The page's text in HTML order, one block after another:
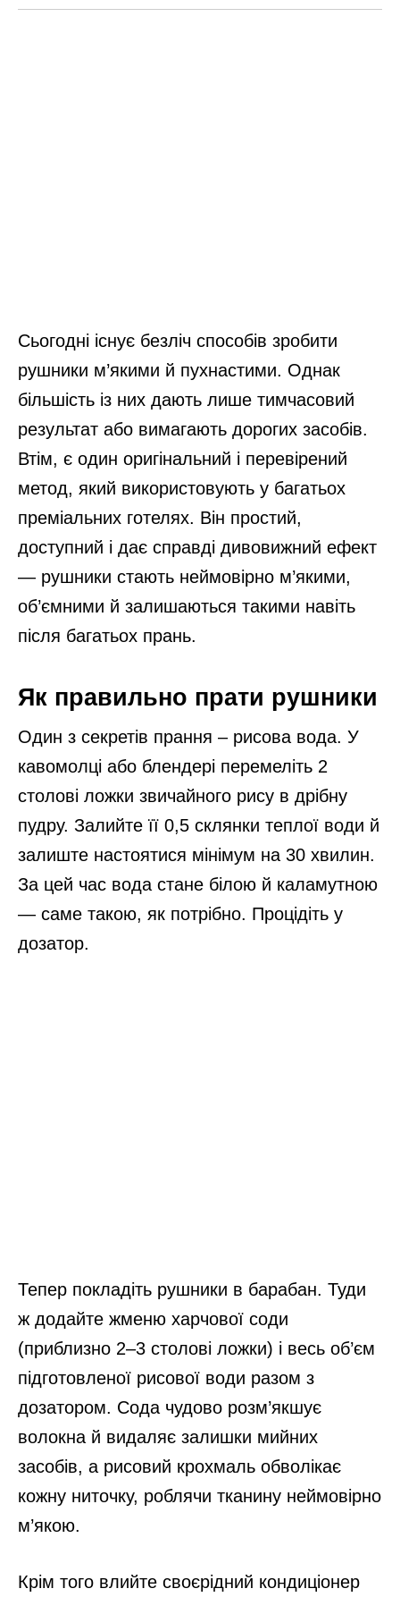
Сьогодні існує безліч способів зробити
рушники м’якими й пухнастими. Однак
більшість із них дають лише тимчасовий
результат або вимагають дорогих засобів.
Втім, є один оригінальний і перевірений
метод, який використовують у багатьох
преміальних готелях. Він простий,
доступний і дає справді дивовижний ефект
— рушники стають неймовірно м’якими,
об’ємними й залишаються такими навіть
після багатьох прань.
Як правильно прати рушники
Один з секретів прання – рисова вода. У
кавомолці або блендері перемеліть 2
столові ложки звичайного рису в дрібну
пудру. Залийте її 0,5 склянки теплої води й
залиште настоятися мінімум на 30 хвилин.
За цей час вода стане білою й каламутною
— саме такою, як потрібно. Процідіть у
дозатор.
Тепер покладіть рушники в барабан. Туди
ж додайте жменю харчової соди
(приблизно 2–3 столові ложки) і весь об’єм
підготовленої рисової води разом з
дозатором. Сода чудово розм’якшує
волокна й видаляє залишки мийних
засобів, а рисовий крохмаль обволікає
кожну ниточку, роблячи тканину неймовірно
м’якою.
Крім того влийте своєрідний кондиціонер